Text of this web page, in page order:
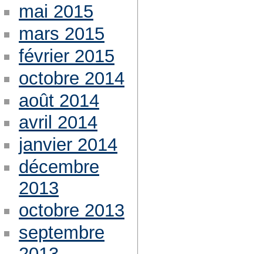
mai 2015
mars 2015
février 2015
octobre 2014
août 2014
avril 2014
janvier 2014
décembre
2013
octobre 2013
septembre